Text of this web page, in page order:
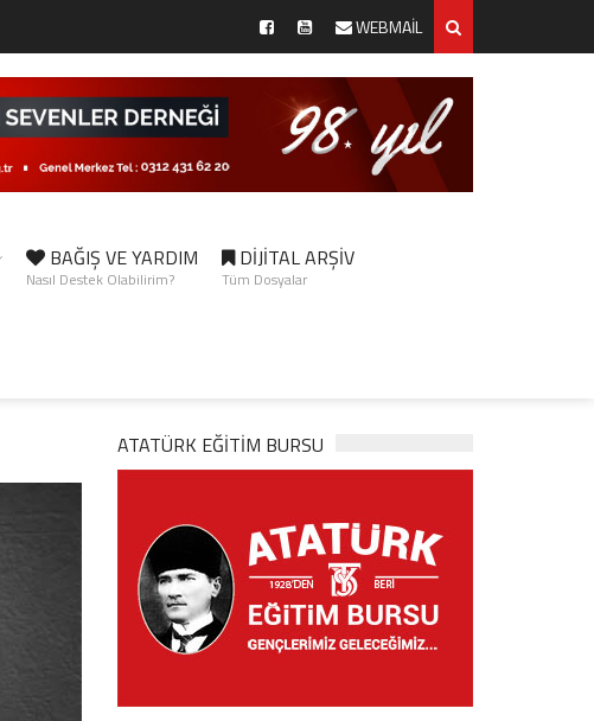
WEBMAİL
BAĞIŞ VE YARDIM
Nasıl Destek Olabilirim?
DİJİTAL ARŞİV
Tüm Dosyalar
ATATÜRK EĞITIM BURSU